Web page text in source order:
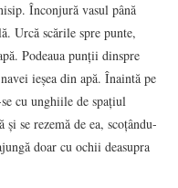
Înconjură vasul până
Urcă scările spre punte,
Podeaua punții dinspre
ieșea din apă. Înaintă pe
cu unghiile de spațiul
se rezemă de ea, scoțându-
doar cu ochii deasupra